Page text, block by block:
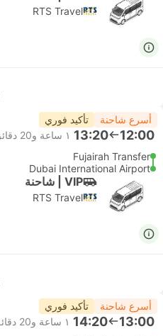
RTS Travel
أسرع شاحنة تأكيد فوري
12:00
13:20 ١ ساعة و‫20 دقائق
Fujairah Transfer
Dubai International Airport
VIP | شاحنة
RTS Travel
أسرع شاحنة تأكيد فوري
13:00
14:20 ١ ساعة و‫20 دقائق